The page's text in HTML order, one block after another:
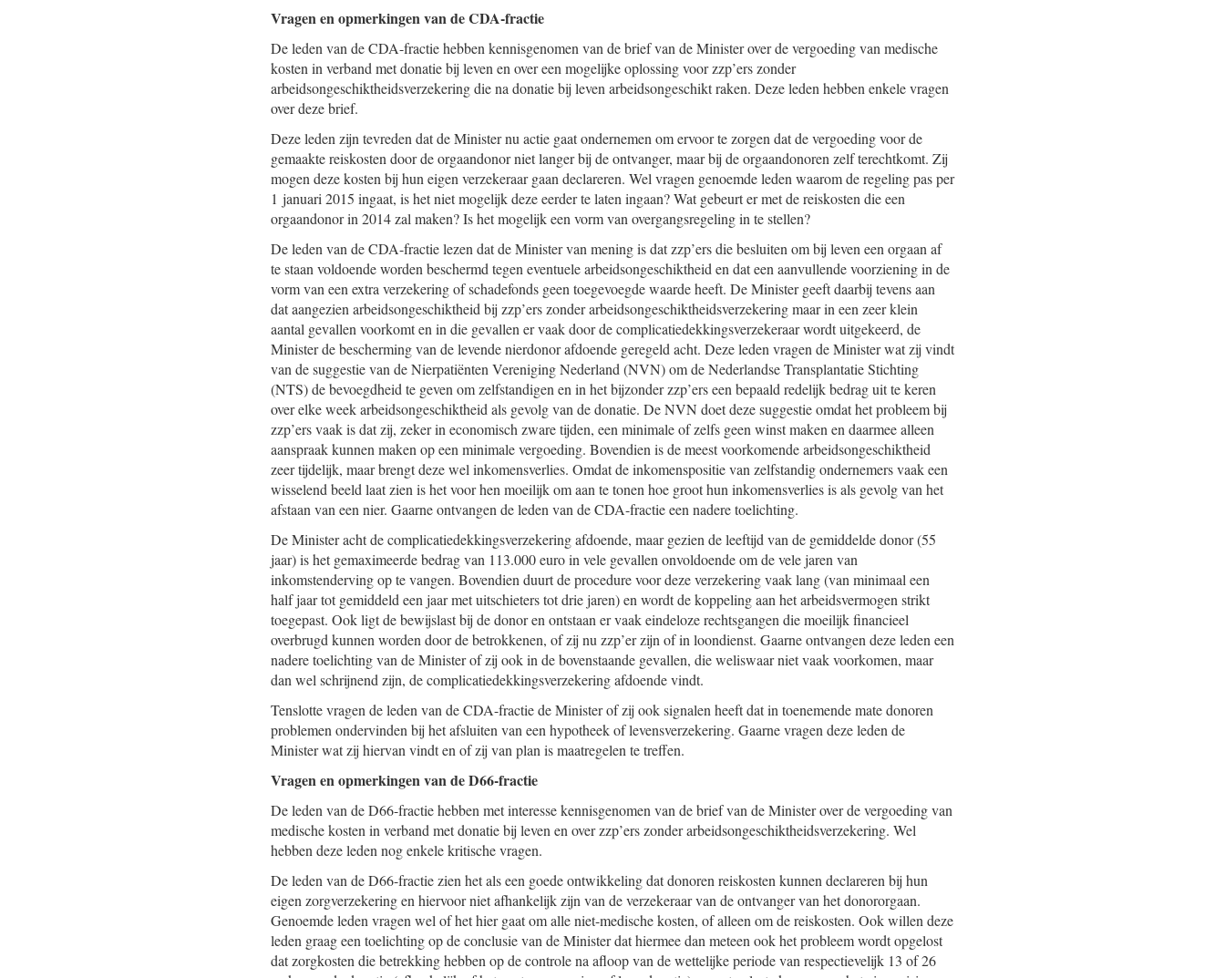
Vragen en opmerkingen van de CDA-fractie
De leden van de CDA-fractie hebben kennisgenomen van de brief van de Minister over de vergoeding van medische
kosten in verband met donatie bij leven en over een mogelijke oplossing voor zzp’ers zonder
arbeidsongeschiktheidsverzekering die na donatie bij leven arbeidsongeschikt raken. Deze leden hebben enkele vragen
over deze brief.
Deze leden zijn tevreden dat de Minister nu actie gaat ondernemen om ervoor te zorgen dat de vergoeding voor de
gemaakte reiskosten door de orgaandonor niet langer bij de ontvanger, maar bij de orgaandonoren zelf terechtkomt. Zij
mogen deze kosten bij hun eigen verzekeraar gaan declareren. Wel vragen genoemde leden waarom de regeling pas per
1 januari 2015 ingaat, is het niet mogelijk deze eerder te laten ingaan? Wat gebeurt er met de reiskosten die een
orgaandonor in 2014 zal maken? Is het mogelijk een vorm van overgangsregeling in te stellen?
De leden van de CDA-fractie lezen dat de Minister van mening is dat zzp’ers die besluiten om bij leven een orgaan af
te staan voldoende worden beschermd tegen eventuele arbeidsongeschiktheid en dat een aanvullende voorziening in de
vorm van een extra verzekering of schadefonds geen toegevoegde waarde heeft. De Minister geeft daarbij tevens aan
dat aangezien arbeidsongeschiktheid bij zzp’ers zonder arbeidsongeschiktheidsverzekering maar in een zeer klein
aantal gevallen voorkomt en in die gevallen er vaak door de complicatiedekkingsverzekeraar wordt uitgekeerd, de
Minister de bescherming van de levende nierdonor afdoende geregeld acht. Deze leden vragen de Minister wat zij vindt
van de suggestie van de Nierpatiënten Vereniging Nederland (NVN) om de Nederlandse Transplantatie Stichting
(NTS) de bevoegdheid te geven om zelfstandigen en in het bijzonder zzp’ers een bepaald redelijk bedrag uit te keren
over elke week arbeidsongeschiktheid als gevolg van de donatie. De NVN doet deze suggestie omdat het probleem bij
zzp’ers vaak is dat zij, zeker in economisch zware tijden, een minimale of zelfs geen winst maken en daarmee alleen
aanspraak kunnen maken op een minimale vergoeding. Bovendien is de meest voorkomende arbeidsongeschiktheid
zeer tijdelijk, maar brengt deze wel inkomensverlies. Omdat de inkomenspositie van zelfstandig ondernemers vaak een
wisselend beeld laat zien is het voor hen moeilijk om aan te tonen hoe groot hun inkomensverlies is als gevolg van het
afstaan van een nier. Gaarne ontvangen de leden van de CDA-fractie een nadere toelichting.
De Minister acht de complicatiedekkingsverzekering afdoende, maar gezien de leeftijd van de gemiddelde donor (55
jaar) is het gemaximeerde bedrag van 113.000 euro in vele gevallen onvoldoende om de vele jaren van
inkomstenderving op te vangen. Bovendien duurt de procedure voor deze verzekering vaak lang (van minimaal een
half jaar tot gemiddeld een jaar met uitschieters tot drie jaren) en wordt de koppeling aan het arbeidsvermogen strikt
toegepast. Ook ligt de bewijslast bij de donor en ontstaan er vaak eindeloze rechtsgangen die moeilijk financieel
overbrugd kunnen worden door de betrokkenen, of zij nu zzp’er zijn of in loondienst. Gaarne ontvangen deze leden een
nadere toelichting van de Minister of zij ook in de bovenstaande gevallen, die weliswaar niet vaak voorkomen, maar
dan wel schrijnend zijn, de complicatiedekkingsverzekering afdoende vindt.
Tenslotte vragen de leden van de CDA-fractie de Minister of zij ook signalen heeft dat in toenemende mate donoren
problemen ondervinden bij het afsluiten van een hypotheek of levensverzekering. Gaarne vragen deze leden de
Minister wat zij hiervan vindt en of zij van plan is maatregelen te treffen.
Vragen en opmerkingen van de D66-fractie
De leden van de D66-fractie hebben met interesse kennisgenomen van de brief van de Minister over de vergoeding van
medische kosten in verband met donatie bij leven en over zzp’ers zonder arbeidsongeschiktheidsverzekering. Wel
hebben deze leden nog enkele kritische vragen.
De leden van de D66-fractie zien het als een goede ontwikkeling dat donoren reiskosten kunnen declareren bij hun
eigen zorgverzekering en hiervoor niet afhankelijk zijn van de verzekeraar van de ontvanger van het donororgaan.
Genoemde leden vragen wel of het hier gaat om alle niet-medische kosten, of alleen om de reiskosten. Ook willen deze
leden graag een toelichting op de conclusie van de Minister dat hiermee dan meteen ook het probleem wordt opgelost
dat zorgkosten die betrekking hebben op de controle na afloop van de wettelijke periode van respectievelijk 13 of 26